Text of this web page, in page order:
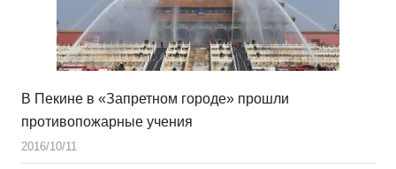
В Пекине в «Запретном городе» прошли
противопожарные учения
2016/10/11